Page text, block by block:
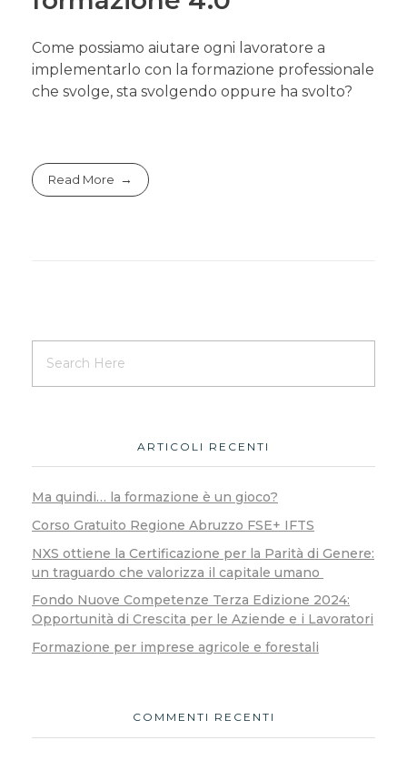
Iscrizione NexusProNews
Come possiamo aiutare ogni lavoratore a
implementarlo con la formazione professionale
che svolge, sta svolgendo oppure ha svolto?
Read More
ARTICOLI RECENTI
Ma quindi… la formazione è un gioco?
Corso Gratuito Regione Abruzzo FSE+ IFTS
NXS ottiene la Certificazione per la Parità di Genere:
un traguardo che valorizza il capitale umano
Fondo Nuove Competenze Terza Edizione 2024:
Opportunità di Crescita per le Aziende e i Lavoratori
Formazione per imprese agricole e forestali
COMMENTI RECENTI